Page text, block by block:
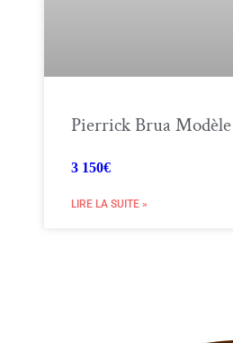
Pierrick Brua
3 150€
LIRE LA SUITE »